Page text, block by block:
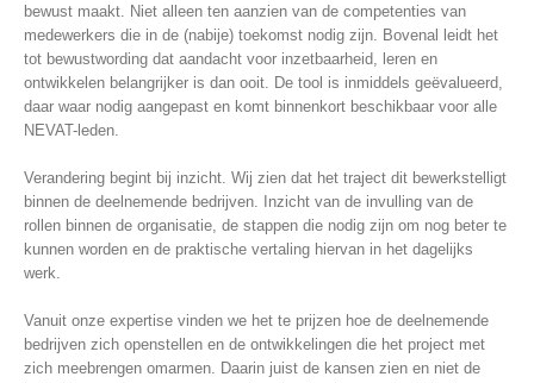
bewust maakt. Niet alleen ten aanzien van de competenties van
medewerkers die in de (nabije) toekomst nodig zijn. Bovenal leidt het
tot bewustwording dat aandacht voor inzetbaarheid, leren en
ontwikkelen belangrijker is dan ooit. De tool is inmiddels geëvalueerd,
daar waar nodig aangepast en komt binnenkort beschikbaar voor alle
NEVAT-leden.
Verandering begint bij inzicht. Wij zien dat het traject dit bewerkstelligt
binnen de deelnemende bedrijven. Inzicht van de invulling van de
rollen binnen de organisatie, de stappen die nodig zijn om nog beter te
kunnen worden en de praktische vertaling hiervan in het dagelijks
werk.
Vanuit onze expertise vinden we het te prijzen hoe de deelnemende
bedrijven zich openstellen en de ontwikkelingen die het project met
zich meebrengen omarmen. Daarin juist de kansen zien en niet de